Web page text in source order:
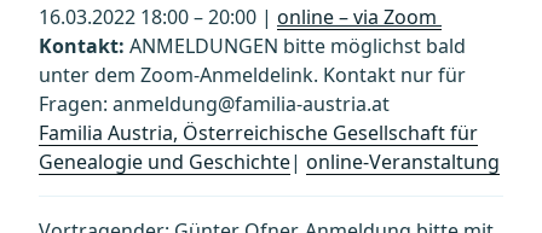
16.03.2022 18:00 – 20:00 | online – via Zoom
Kontakt: ANMELDUNGEN bitte möglichst bald
unter dem Zoom-Anmeldelink. Kontakt nur für
Fragen: anmeldung@familia-austria.at
Familia Austria, Österreichische Gesellschaft für
Genealogie und Geschichte| online-Veranstaltung